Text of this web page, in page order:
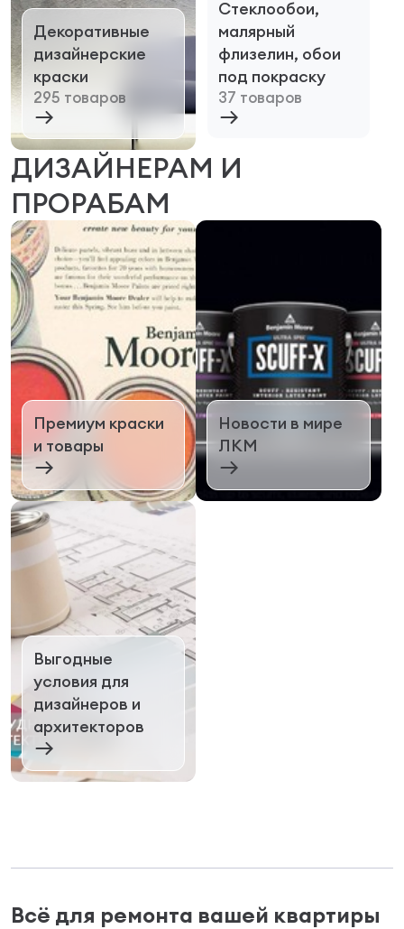
Декоративные
дизайнерские
краски
295 товаров
Стеклообои,
малярный
флизелин, обои
под покраску
37 товаров
ДИЗАЙНЕРАМ И
ПРОРАБАМ
Премиум краски
и товары
Новости в мире
ЛКМ
Выгодные
условия для
дизайнеров и
архитекторов
Всё для ремонта вашей квартиры